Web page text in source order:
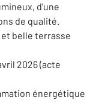
d'une
de qualité.
belle terrasse
2026 (acte
énergétique